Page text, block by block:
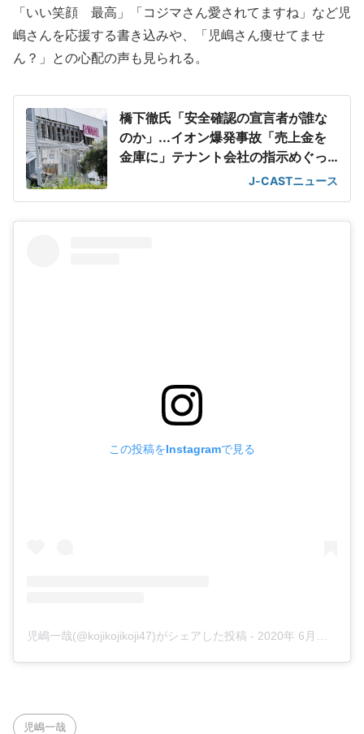
「いい笑顔 最高」「コジマさん愛されてますね」など児
嶋さんを応援する書き込みや、「児嶋さん痩せてませ
ん？」との心配の声も見られる。
橋下徹氏「安全確認の宣言者が誰な
のか」...イオン爆発事故「売上金を
金庫に」テナント会社の指示めぐっ
J-CASTニュース
この投稿をInstagramで見る
児嶋一哉(@kojikojikoji47)がシェアした投稿 - 2020年 6月月18日午前6時07分PDT
児嶋一哉